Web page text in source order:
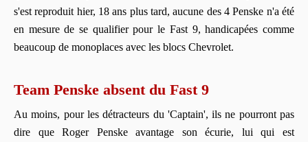
s'est reproduit hier, 18 ans plus tard, aucune des 4 Penske n'a été
en mesure de se qualifier pour le Fast 9, handicapées comme
beaucoup de monoplaces avec les blocs Chevrolet.
Team Penske absent du Fast 9
Au moins, pour les détracteurs du 'Captain', ils ne pourront pas
dire que Roger Penske avantage son écurie, lui qui est